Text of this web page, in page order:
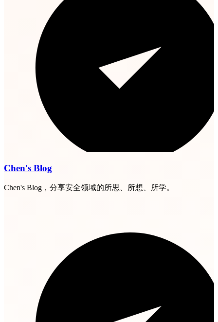
Chen's Blog
Chen's Blog，分享安全领域的所思、所想、所学。